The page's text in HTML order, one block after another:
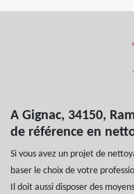
A Gignac, 34150,
de référence en
Si vous avez un projet de
baser le choix de votre
Il doit aussi disposer des